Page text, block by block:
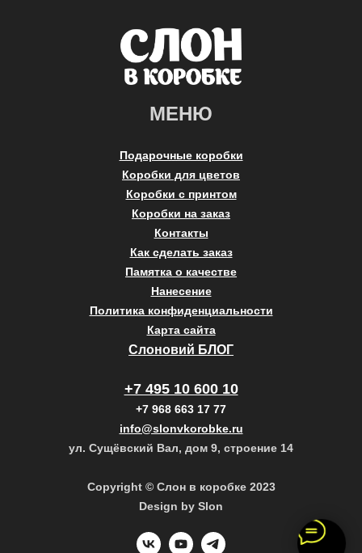
МЕНЮ
Подарочные коробки
Коробки для цветов
Коробки с принтом
Коробки на заказ
Контакты
Как сделать заказ
Памятка о качестве
Нанесение
Политика конфиденциальности
Карта сайта
Слоновий БЛОГ
+7 495 10 600 10
+7 968 663 17 77
info@slonvkorobke.ru
ул. Сущёвский Вал, дом 9, строение 14
Copyright © Слон в коробке 2023
Design by Slon